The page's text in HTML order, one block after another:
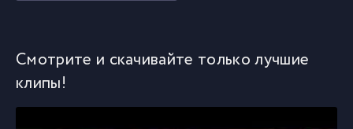
Смотрите и скачивайте только лучшие
клипы!